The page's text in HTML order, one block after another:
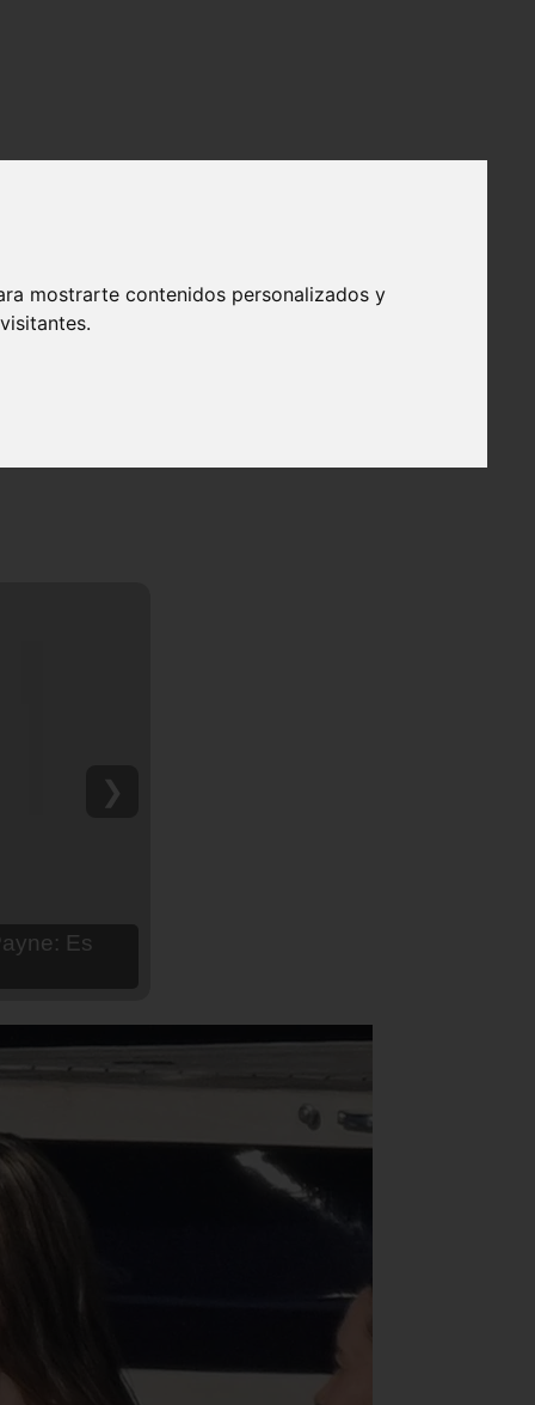
mostrarte contenidos personalizados y
❯